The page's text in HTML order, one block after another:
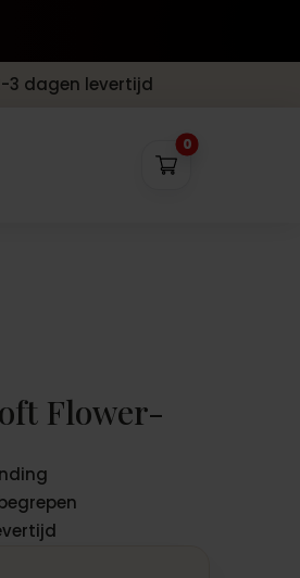
3 dagen levertijd
0
Flower-